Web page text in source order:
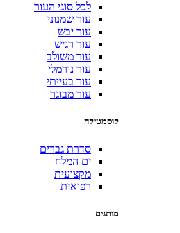
לכל סוגי העור
עור שמנוני
עור יבש
עור רגיש
עור משולב
עור נורמלי
עור בעייתי
עור מבוגר
קוסמטיקה
סדרת גברים
ים המלח
מקצועית
רפואית
מותגים